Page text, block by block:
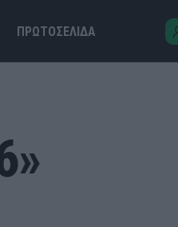
ΠΡΩΤΟΣΕΛΙΔΑ